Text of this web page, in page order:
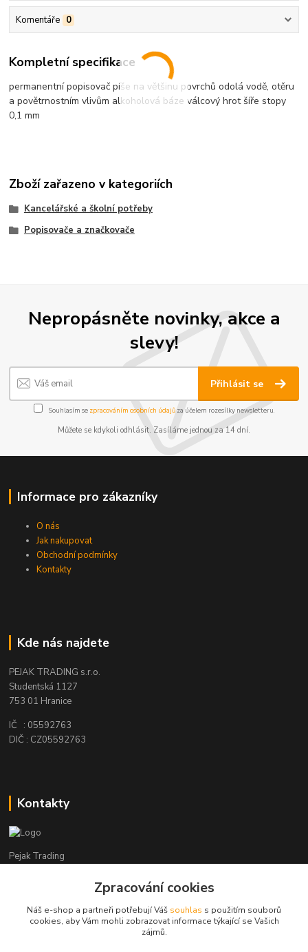
Komentáře 0
Kompletní specifikace
permanentní popisovač píše na většinu povrchů odolá vodě, otěru
a povětrnostním vlivům alkoholová báze válcový hrot šíře stopy
0,1 mm
Zboží zařazeno v kategoriích
Kancelářské a školní potřeby
Popisovače a značkovače
Nepropásněte novinky, akce a
slevy!
Přihlásit se
Souhlasím se zpracováním osobních údajůza účelem rozesílky newsletteru.
Můžete se kdykoli odhlásit. Zasíláme jednou za 14 dní.
Informace pro zákazníky
O nás
Jak nakupovat
Obchodní podmínky
Kontakty
Kde nás najdete
PEJAK TRADING s.r.o.
Studentská 1127
753 01 Hranice
IČ : 05592763
DIČ : CZ05592763
Kontakty
Pejak Trading
+ 420 724 280 132
(Po-Pá, 8-16 hod.)
Zpracování cookies
Náš e-shop a partneři potřebují Váš souhlas s použitím souborů
cookies, aby Vám mohli zobrazovat informace týkající se Vašich
zájmů.